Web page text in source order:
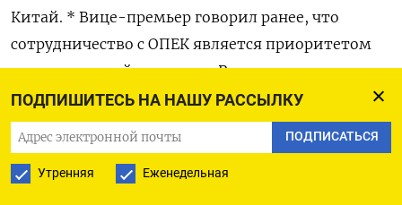
ПОДПИШИТЕСЬ НА НАШУ РАССЫЛКУ
ПОДПИСАТЬСЯ
Утренняя Еженедельная
Китай. * Вице-премьер говорил ранее, что
сотрудничество с ОПЕК является приоритетом
энергетической политики России, участникам
пакта необходимо сплотиться перед вызовами
рынка и в полной мере исполнять условия
соглашения. * По мнению Новака, цены на нефть
могли держаться на уровне $10-20 за баррель,